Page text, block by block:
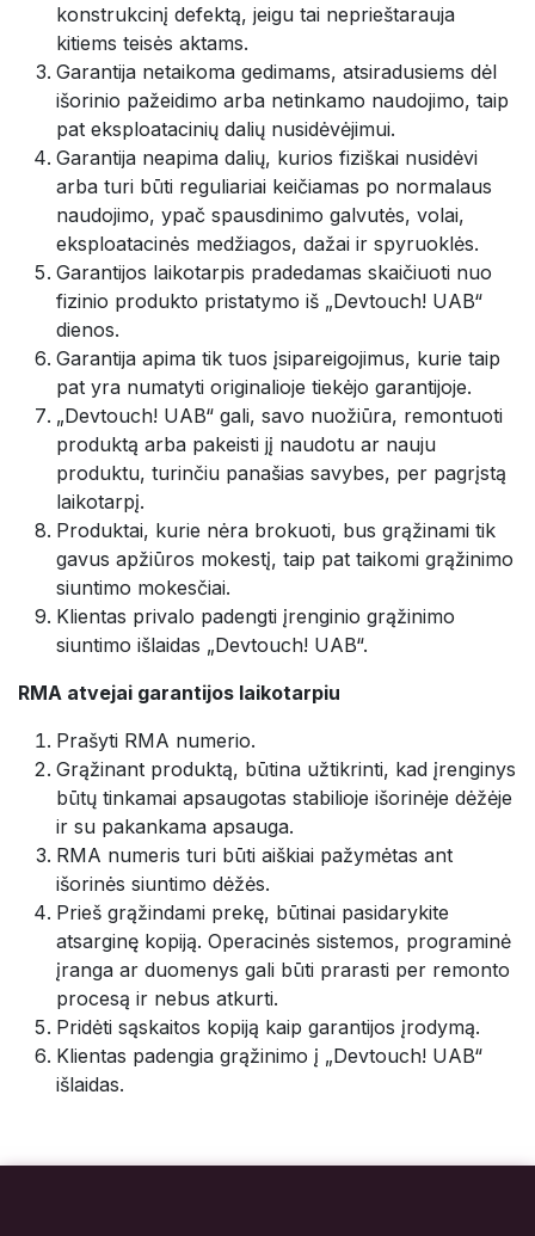
konstrukcinį defektą, jeigu tai neprieštarauja
kitiems teisės aktams.
Garantija netaikoma gedimams, atsiradusiems dėl
išorinio pažeidimo arba netinkamo naudojimo, taip
pat eksploatacinių dalių nusidėvėjimui.
Garantija neapima dalių, kurios fiziškai nusidėvi
arba turi būti reguliariai keičiamas po normalaus
naudojimo, ypač spausdinimo galvutės, volai,
eksploatacinės medžiagos, dažai ir spyruoklės.
Garantijos laikotarpis pradedamas skaičiuoti nuo
fizinio produkto pristatymo iš „Devtouch! UAB“
dienos.
Garantija apima tik tuos įsipareigojimus, kurie taip
pat yra numatyti originalioje tiekėjo garantijoje.
„Devtouch! UAB“ gali, savo nuožiūra, remontuoti
produktą arba pakeisti jį naudotu ar nauju
produktu, turinčiu panašias savybes, per pagrįstą
laikotarpį.
Produktai, kurie nėra brokuoti, bus grąžinami tik
gavus apžiūros mokestį, taip pat taikomi grąžinimo
siuntimo mokesčiai.
Klientas privalo padengti įrenginio grąžinimo
siuntimo išlaidas „Devtouch! UAB“.
RMA atvejai garantijos laikotarpiu
Prašyti RMA numerio.
Grąžinant produktą, būtina užtikrinti, kad įrenginys
būtų tinkamai apsaugotas stabilioje išorinėje dėžėje
ir su pakankama apsauga.
RMA numeris turi būti aiškiai pažymėtas ant
išorinės siuntimo dėžės.
Prieš grąžindami prekę, būtinai pasidarykite
atsarginę kopiją. Operacinės sistemos, programinė
įranga ar duomenys gali būti prarasti per remonto
procesą ir nebus atkurti.
Pridėti sąskaitos kopiją kaip garantijos įrodymą.
Klientas padengia grąžinimo į „Devtouch! UAB“
išlaidas.